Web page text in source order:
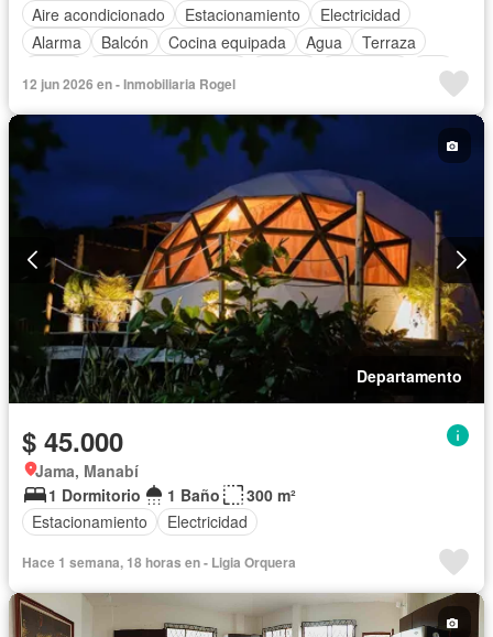
Aire acondicionado
Estacionamiento
Electricidad
Alarma
Balcón Cocina equipada Agua
Terraza
Wifi
Cancha de tenis
Cuarto de servicio
Completamente amoblado
12 jun 2026 en - Inmobiliaria Rogel
Departamento
$ 45.000
Jama, Manabí
1 Dormitorio
1 Baño
300 m²
Estacionamiento
Electricidad
Hace 1 semana, 18 horas en - Ligia Orquera